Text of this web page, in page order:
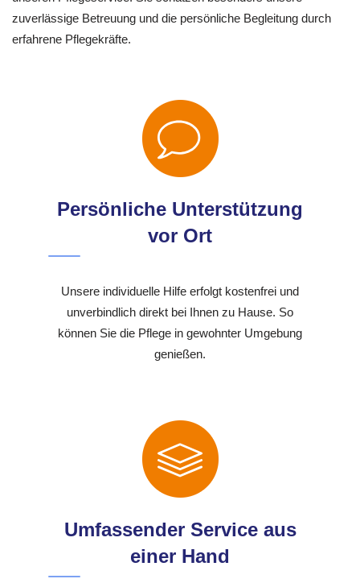
zuverlässige Betreuung und die persönliche Begleitung durch
erfahrene Pflegekräfte.
Persönliche Unterstützung
vor Ort
Unsere individuelle Hilfe erfolgt kostenfrei und
unverbindlich direkt bei Ihnen zu Hause. So
können Sie die Pflege in gewohnter Umgebung
genießen.
Umfassender Service aus
einer Hand